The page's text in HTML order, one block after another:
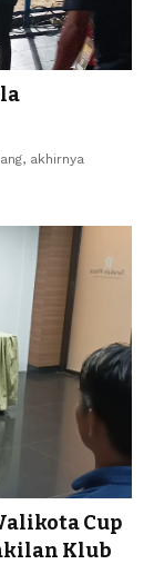
akhirnya
Cup
Klub